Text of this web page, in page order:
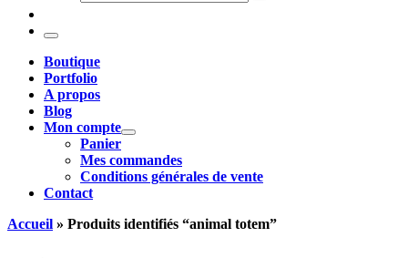
Rechercher
Menu
Boutique
Portfolio
A propos
Blog
Mon compte
Panier
Mes commandes
Conditions générales de vente
Contact
Accueil » Produits identifiés “animal totem”